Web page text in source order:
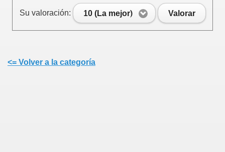
Su valoración: 10 (La mejor) Valorar
<= Volver a la categoría